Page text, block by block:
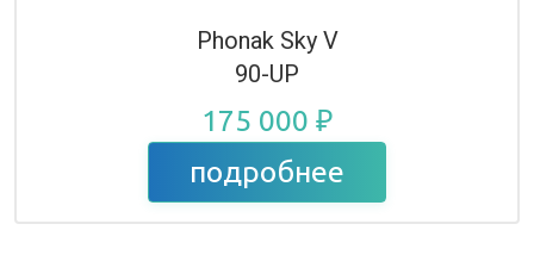
Phonak Sky V
90-UP
175 000 ₽
подробнее